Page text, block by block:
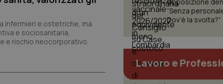
infermieri e ostetriche, ma
e sociosanitaria,
e rischio neocorporativo.
“Senza
Dov’è la svolta?”
Lavoro e
generato in modo casuale come
cliente. È incluso in ogni
sito e utilizzato per calcolare i
sessioni e campagne per i
PHP.net
Cookie generato da applicazioni
linguaggio PHP. Si tratta di un
sessione utente. Normalmente è
utilizzato può essere specifico